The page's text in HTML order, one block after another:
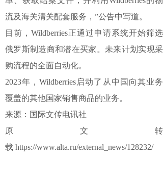
流及海关清关配套服务，”公告中写道。
目前，Wildberries正通过申请系统开始筛选
俄罗斯制造商和潜在买家。未来计划实现采
购流程的全面自动化。
2023年，Wildberries启动了从中国向其业务
覆盖的其他国家销售商品的业务。
来源：国际文传电讯社
原文转
载 https://www.alta.ru/external_news/128232/